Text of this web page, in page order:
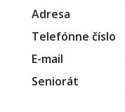
Adresa
Telefónne číslo
E-mail
Seniorát